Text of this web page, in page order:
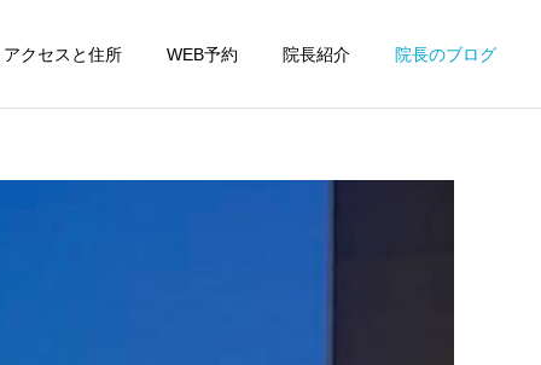
アクセスと住所 WEB予約 院長紹介 院長のブログ